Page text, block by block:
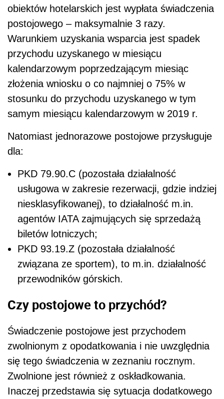
obiektów hotelarskich jest wypłata świadczenia
postojowego – maksymalnie 3 razy.
Warunkiem uzyskania wsparcia jest spadek
przychodu uzyskanego w miesiącu
kalendarzowym poprzedzającym miesiąc
złożenia wniosku o co najmniej o 75% w
stosunku do przychodu uzyskanego w tym
samym miesiącu kalendarzowym w 2019 r.
Natomiast jednorazowe postojowe przysługuje
dla:
PKD 79.90.C (pozostała działalność
usługowa w zakresie rezerwacji, gdzie indziej
niesklasyfikowanej), to działalność m.in.
agentów IATA zajmujących się sprzedażą
biletów lotniczych;
PKD 93.19.Z (pozostała działalność
związana ze sportem), to m.in. działalność
przewodników górskich.
Czy postojowe to przychód?
Świadczenie postojowe jest przychodem
zwolnionym z opodatkowania i nie uwzględnia
się tego świadczenia w zeznaniu rocznym.
Zwolnione jest również z oskładkowania.
Inaczej przedstawia się sytuacja dodatkowego